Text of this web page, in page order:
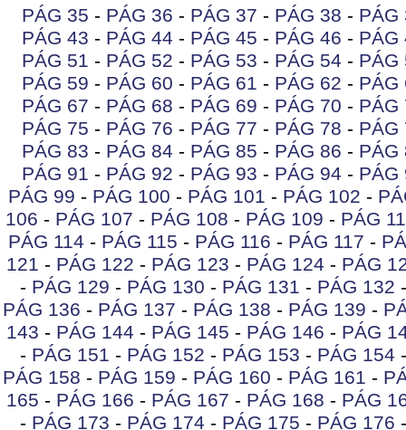
PÁG 35 - PÁG 36 - PÁG 37 - PÁG 38 - PÁG
PÁG 43 - PÁG 44 - PÁG 45 - PÁG 46 - PÁG
PÁG 51 - PÁG 52 - PÁG 53 - PÁG 54 - PÁG
PÁG 59 - PÁG 60 - PÁG 61 - PÁG 62 - PÁG
PÁG 67 - PÁG 68 - PÁG 69 - PÁG 70 - PÁG
PÁG 75 - PÁG 76 - PÁG 77 - PÁG 78 - PÁG
PÁG 83 - PÁG 84 - PÁG 85 - PÁG 86 - PÁG
PÁG 91 - PÁG 92 - PÁG 93 - PÁG 94 - PÁG
PÁG 99 - PÁG 100 - PÁG 101 - PÁG 102 -
106 - PÁG 107 - PÁG 108 - PÁG 109 - PÁG
PÁG 114 - PÁG 115 - PÁG 116 - PÁG 117 -
121 - PÁG 122 - PÁG 123 - PÁG 124 - PÁG
- PÁG 129 - PÁG 130 - PÁG 131 - PÁG 132
PÁG 136 - PÁG 137 - PÁG 138 - PÁG 139 -
143 - PÁG 144 - PÁG 145 - PÁG 146 - PÁG
- PÁG 151 - PÁG 152 - PÁG 153 - PÁG 154
PÁG 158 - PÁG 159 - PÁG 160 - PÁG 161 -
165 - PÁG 166 - PÁG 167 - PÁG 168 - PÁG
- PÁG 173 - PÁG 174 - PÁG 175 - PÁG 176